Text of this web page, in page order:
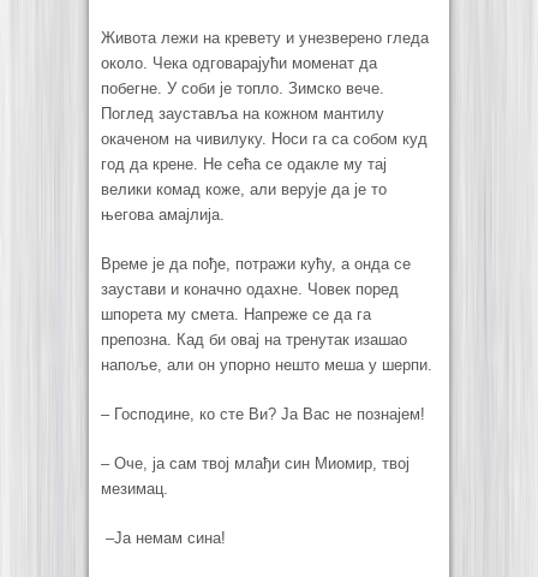
Живота лежи на кревету и унезверено гледа
около. Чека одговарајући моменат да
побегне. У соби је топло. Зимско вече.
Поглед зауставља на кожном мантилу
окаченом на чивилуку. Носи га са собом куд
год да крене. Не сећа се одакле му тај
велики комад коже, али верује да је то
његова амајлија.
Време је да пође, потражи кућу, а онда се
заустави и коначно одахне. Човек поред
шпорета му смета. Напреже се да га
препозна. Кад би овај на тренутак изашао
напоље, али он упорно нешто меша у шерпи.
–Господине, ко сте Ви? Ја Вас не познајем!
–Оче, ја сам твој млађи син Миомир, твој
мезимац.
–Ја немам сина!